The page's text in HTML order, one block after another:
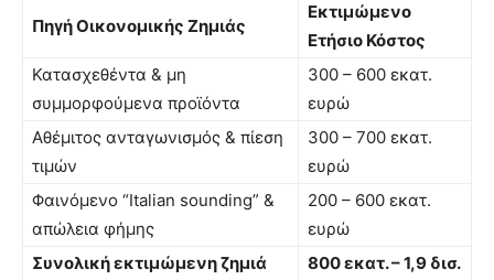
Πηγή Οικονομικής Ζημιάς
Εκτιμώμενο
Ετήσιο Κόστος
Κατασχεθέντα & μη
συμμορφούμενα προϊόντα
300 – 600 εκατ.
ευρώ
Αθέμιτος ανταγωνισμός & πίεση
τιμών
300 – 700 εκατ.
ευρώ
Φαινόμενο “Italian sounding” &
απώλεια φήμης
200 – 600 εκατ.
ευρώ
Συνολική εκτιμώμενη ζημιά
800 εκατ. – 1,9 δισ.